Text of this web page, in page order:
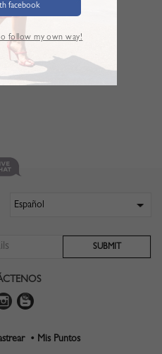
• Mis Puntos
facebook
follow my own way!